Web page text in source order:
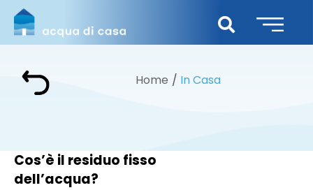
Home In Casa
Cos’è il residuo fisso
dell’acqua?